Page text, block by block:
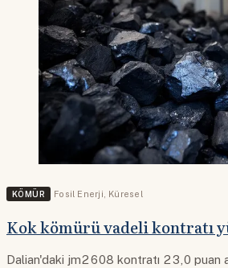
KÖMÜR Fosil Enerji Küresel
Kok kömürü vadeli kontratı
Dalian'daki jm2608 kontratı 23,0 puan